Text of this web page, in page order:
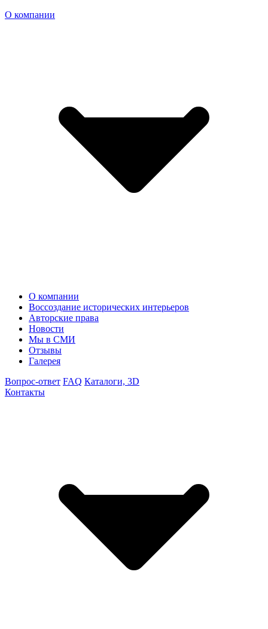
О компании
О компании
Воссоздание исторических интерьеров
Авторские права
Новости
Мы в СМИ
Отзывы
Галерея
Вопрос-ответ FAQ Каталоги, 3D
Контакты